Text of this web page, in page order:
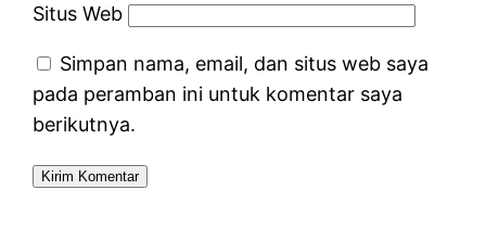
Situs Web
Simpan nama, email, dan situs web saya
pada peramban ini untuk komentar saya
berikutnya.